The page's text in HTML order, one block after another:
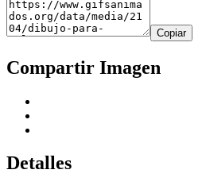
Copiar
Compartir Imagen
Detalles